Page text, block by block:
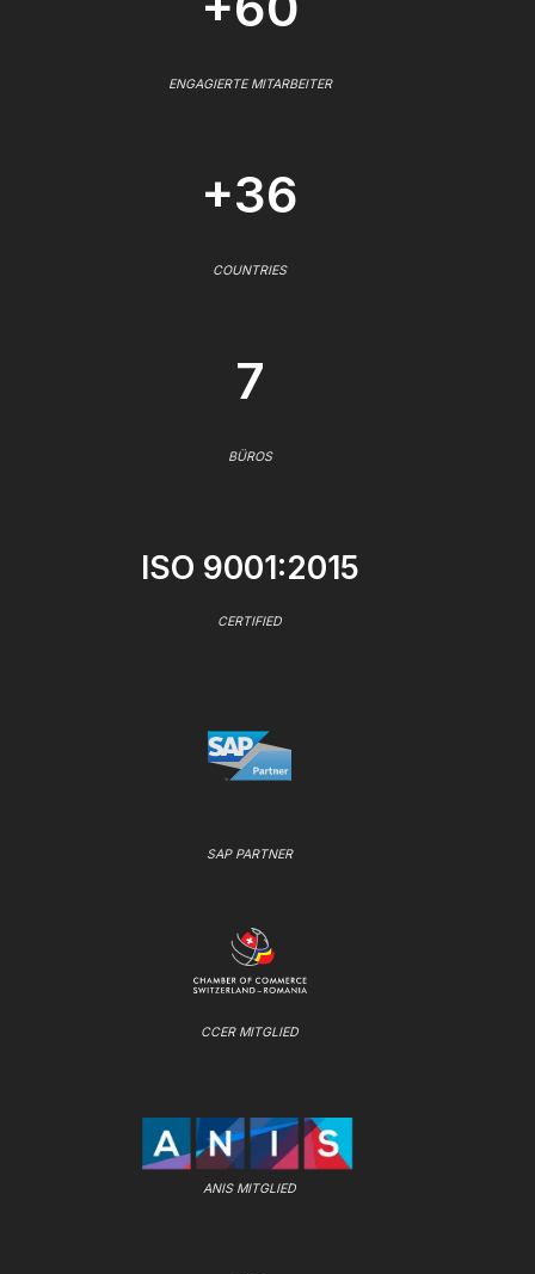
ENGAGIERTE MITARBEITER
+36
COUNTRIES
7
BÜROS
ISO 9001:2015
CERTIFIED
SAP PARTNER
CCER MITGLIED
ANIS MITGLIED